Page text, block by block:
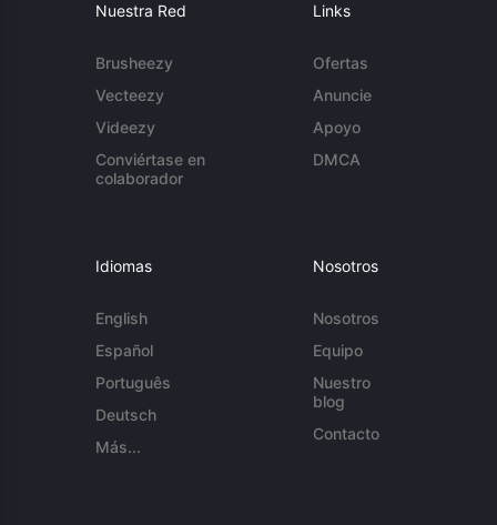
Nuestra Red
Brusheezy
Vecteezy
Videezy
Conviértase en
colaborador
Links
Ofertas
Anuncie
Apoyo
DMCA
Idiomas
English
Español
Português
Deutsch
Más...
Nosotros
Nosotros
Equipo
Nuestro
blog
Contacto